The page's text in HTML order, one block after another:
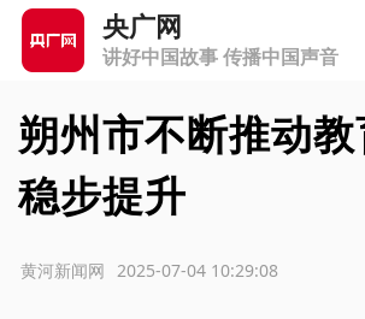
央广网
讲好中国故事 传播中国声音
朔州市不断推动
稳步提升
2025-07-04 10:29:08
黄河新闻网